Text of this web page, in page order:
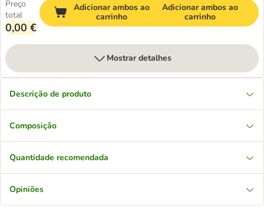
Preço
total
0,00 €
Adicionar ambos ao
carrinho
Adicionar ambos ao
carrinho
Mostrar detalhes
Descrição de produto
Composição
Quantidade recomendada
Opiniões